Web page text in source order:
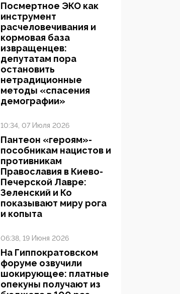
Посмертное ЭКО как
инструмент
расчеловечивания и
кормовая база
извращенцев:
депутатам пора
остановить
нетрадиционные
методы «спасения
демографии»
10:34, 07 Июля 2026
Пантеон «героям»-
пособникам нацистов и
противникам
Православия в Киево-
Печерской Лавре:
Зеленский и Ко
показывают миру рога
и копыта
06:38, 19 Июня 2026
На Гиппократовском
форуме озвучили
шокирующее: платные
опекуны получают из